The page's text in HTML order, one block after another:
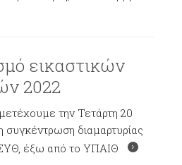
εικαστικών
2022
την Τετάρτη 20
συγκέντρωση διαμαρτυρίας
έξω από το ΥΠΑΙΘ